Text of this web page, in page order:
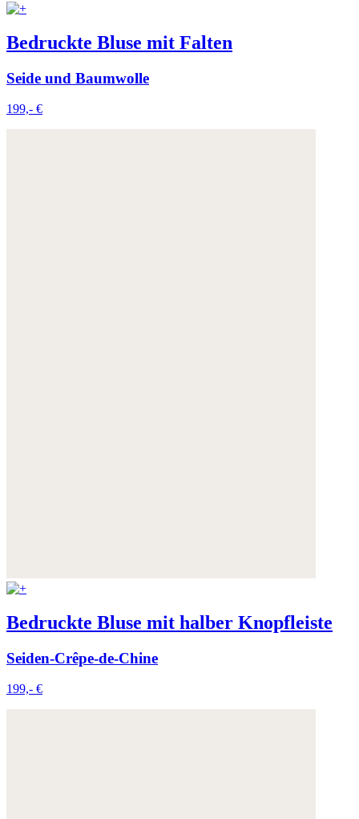
Bedruckte Bluse mit Falten
Seide und Baumwolle
199,- €
Bedruckte Bluse mit halber Knopfleiste
Seiden-Crêpe-de-Chine
199,- €